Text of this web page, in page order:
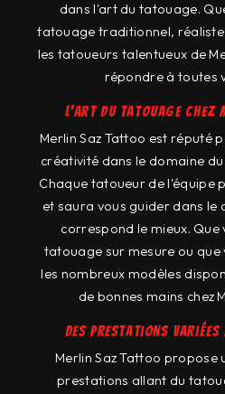
dans l'art du tatouage.
tatouage traditionnel,
les tatoueurs talentueux de
répondre à toutes
L'art du tatouage chez
Merlin Saz Tattoo est réputé
créativité dans le domaine
Chaque tatoueur de l'équipe
et saura vous guider dans le
correspond le mieux. Que
tatouage sur mesure ou que
les nombreux modèles
de bonnes mains chez
Des prestations variées
Merlin Saz Tattoo propose
prestations allant du